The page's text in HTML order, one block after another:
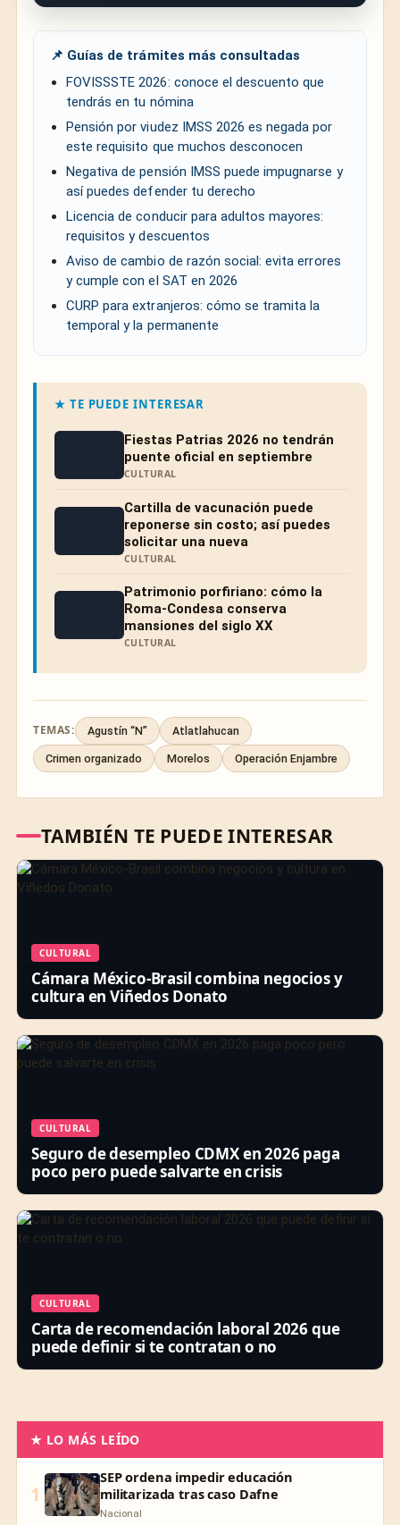
📌 Guías de trámites más consultadas
FOVISSSTE 2026: conoce el descuento que
tendrás en tu nómina
Pensión por viudez IMSS 2026 es negada por
este requisito que muchos desconocen
Negativa de pensión IMSS puede impugnarse y
así puedes defender tu derecho
Licencia de conducir para adultos mayores:
requisitos y descuentos
Aviso de cambio de razón social: evita errores
y cumple con el SAT en 2026
CURP para extranjeros: cómo se tramita la
temporal y la permanente
★ TE PUEDE INTERESAR
Fiestas Patrias 2026 no tendrán
puente oficial en septiembre
CULTURAL
Cartilla de vacunación puede
reponerse sin costo; así puedes
solicitar una nueva
CULTURAL
Patrimonio porfiriano: cómo la
Roma-Condesa conserva
mansiones del siglo XX
CULTURAL
TEMAS: Agustín “N” Atlatlahucan
Crimen organizado Morelos Operación Enjambre
TAMBIÉN TE PUEDE INTERESAR
CULTURAL
Cámara México-Brasil combina negocios y
cultura en Viñedos Donato
CULTURAL
Seguro de desempleo CDMX en 2026 paga
poco pero puede salvarte en crisis
CULTURAL
Carta de recomendación laboral 2026 que
puede definir si te contratan o no
★ LO MÁS LEÍDO
1
SEP ordena impedir educación
militarizada tras caso Dafne
Nacional